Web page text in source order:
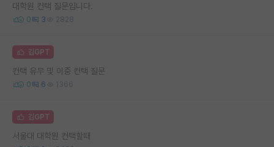
대학원 컨택 질문입니다.
0 3 2828
김GPT
컨택 유무 및 이중 컨택 질문
0 6 1366
김GPT
서울대 대학원 컨택할때